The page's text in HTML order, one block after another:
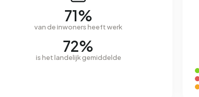
71%
van de inwoners heeft werk
72%
is het landelijk gemiddelde